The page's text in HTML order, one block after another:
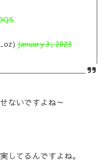
January 3, 2023
ないですよね～
してるんですよね。